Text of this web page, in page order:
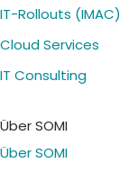
IT-Rollouts (IMAC)
Cloud Services
IT Consulting
Über SOMI
Über SOMI